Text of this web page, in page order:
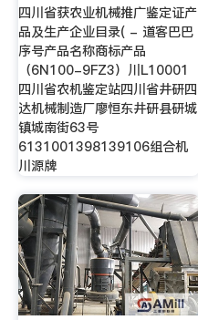
四川省获农业机械推广鉴定证产
品及生产企业目录( - 道客巴巴
序号产品名称商标产品
（6N100-9FZ3）川L10001
四川省农机鉴定站四川省井研四
达机械制造厂廖恒东井研县研城
镇城南街63号
6131001398139106组合机
川源牌